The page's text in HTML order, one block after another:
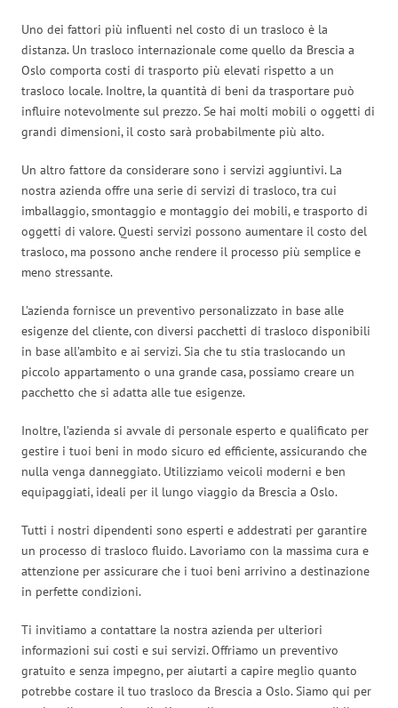
Uno dei fattori più influenti nel costo di un trasloco è la
distanza. Un trasloco internazionale come quello da Brescia a
Oslo comporta costi di trasporto più elevati rispetto a un
trasloco locale. Inoltre, la quantità di beni da trasportare può
influire notevolmente sul prezzo. Se hai molti mobili o oggetti di
grandi dimensioni, il costo sarà probabilmente più alto.
Un altro fattore da considerare sono i servizi aggiuntivi. La
nostra azienda offre una serie di servizi di trasloco, tra cui
imballaggio, smontaggio e montaggio dei mobili, e trasporto di
oggetti di valore. Questi servizi possono aumentare il costo del
trasloco, ma possono anche rendere il processo più semplice e
meno stressante.
L’azienda fornisce un preventivo personalizzato in base alle
esigenze del cliente, con diversi pacchetti di trasloco disponibili
in base all’ambito e ai servizi. Sia che tu stia traslocando un
piccolo appartamento o una grande casa, possiamo creare un
pacchetto che si adatta alle tue esigenze.
Inoltre, l’azienda si avvale di personale esperto e qualificato per
gestire i tuoi beni in modo sicuro ed efficiente, assicurando che
nulla venga danneggiato. Utilizziamo veicoli moderni e ben
equipaggiati, ideali per il lungo viaggio da Brescia a Oslo.
Tutti i nostri dipendenti sono esperti e addestrati per garantire
un processo di trasloco fluido. Lavoriamo con la massima cura e
attenzione per assicurare che i tuoi beni arrivino a destinazione
in perfette condizioni.
Ti invitiamo a contattare la nostra azienda per ulteriori
informazioni sui costi e sui servizi. Offriamo un preventivo
gratuito e senza impegno, per aiutarti a capire meglio quanto
potrebbe costare il tuo trasloco da Brescia a Oslo. Siamo qui per